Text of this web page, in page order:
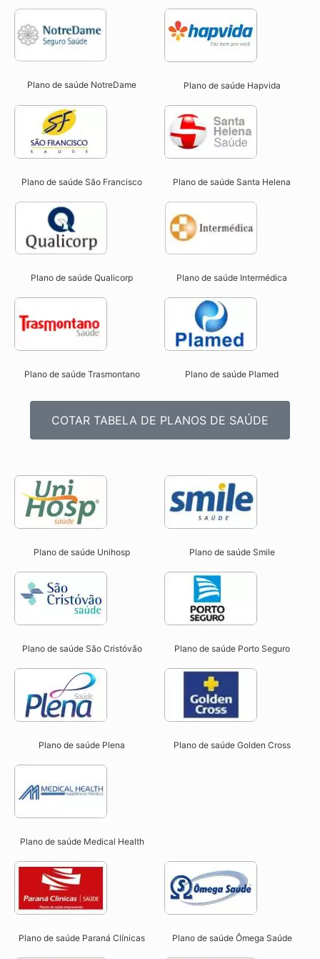
Plano de saúde NotreDame Plano de saúde Hapvida
Plano de saúde São Francisco Plano de saúde Santa Helena
Plano de saúde Qualicorp Plano de saúde Intermédica
Plano de saúde Trasmontano Plano de saúde Plamed
COTAR TABELA DE PLANOS DE SAÚDE
Plano de saúde Unihosp Plano de saúde Smile
Plano de saúde São Cristóvão Plano de saúde Porto Seguro
Plano de saúde Plena Plano de saúde Golden Cross
Plano de saúde Medical Health
Plano de saúde Paraná Clínicas Plano de saúde Ômega Saúde